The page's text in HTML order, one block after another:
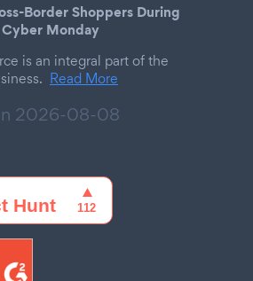
Border Shoppers During
Monday
is an integral part of the
Read More
2026-08-08